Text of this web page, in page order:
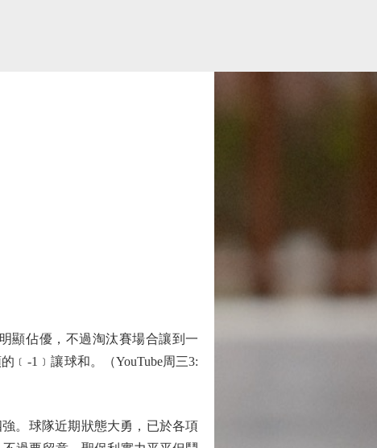
佔優，不過淘汰賽場合讓到一
﹝-1﹞讓球和。（YouTube周三3:
。球隊近期狀態大勇，已於各項